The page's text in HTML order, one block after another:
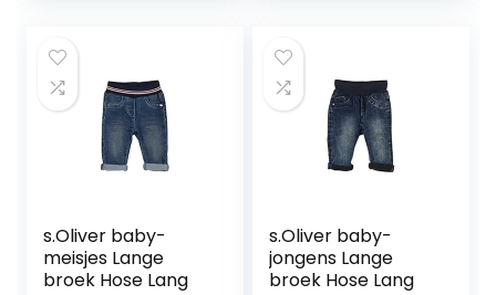
s.Oliver baby-
meisjes Lange
broek Hose Lang
s.Oliver baby-
jongens Lange
broek Hose Lang